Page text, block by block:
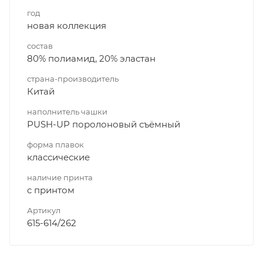
год
новая коллекция
состав
80% полиамид, 20% эластан
страна-производитель
Китай
наполнитель чашки
PUSH-UP поролоновый съёмный
форма плавок
классические
наличие принта
с принтом
Артикул
615-614/262